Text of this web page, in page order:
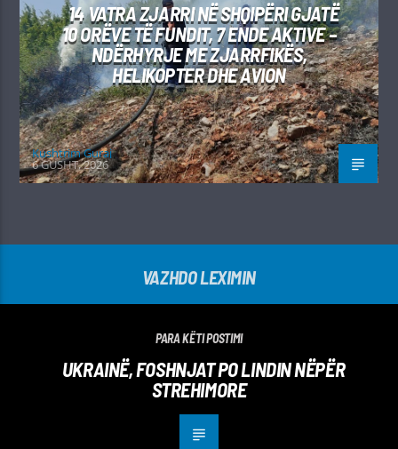
14 VATRA ZJARRI NË SHQIPËRI GJATË
10 ORËVE TË FUNDIT, 7 ENDE AKTIVE –
NDËRHYRJE ME ZJARRFIKËS,
HELIKOPTER DHE AVION
Kushtrim Guraj
6 GUSHT, 2026
VAZHDO LEXIMIN
PARA KËTI POSTIMI
UKRAINË, FOSHNJAT PO LINDIN NËPËR
STREHIMORE